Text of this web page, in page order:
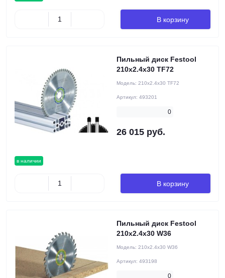
В корзину
в наличии
Пильный диск Festool
210x2.4x30 TF72
Модель: 210x2.4x30 TF72
Артикул: 493201
0
26 015 руб.
В корзину
Пильный диск Festool
210x2.4x30 W36
Модель: 210x2.4x30 W36
Артикул: 493198
0